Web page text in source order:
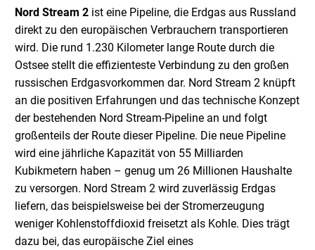
Nord Stream 2 ist eine Pipeline, die Erdgas aus Russland
direkt zu den europäischen Verbrauchern transportieren
wird. Die rund 1.230 Kilometer lange Route durch die
Ostsee stellt die effizienteste Verbindung zu den großen
russischen Erdgasvorkommen dar. Nord Stream 2 knüpft
an die positiven Erfahrungen und das technische Konzept
der bestehenden Nord Stream-Pipeline an und folgt
großenteils der Route dieser Pipeline. Die neue Pipeline
wird eine jährliche Kapazität von 55 Milliarden
Kubikmetern haben – genug um 26 Millionen Haushalte
zu versorgen. Nord Stream 2 wird zuverlässig Erdgas
liefern, das beispielsweise bei der Stromerzeugung
weniger Kohlenstoffdioxid freisetzt als Kohle. Dies trägt
dazu bei, das europäische Ziel eines